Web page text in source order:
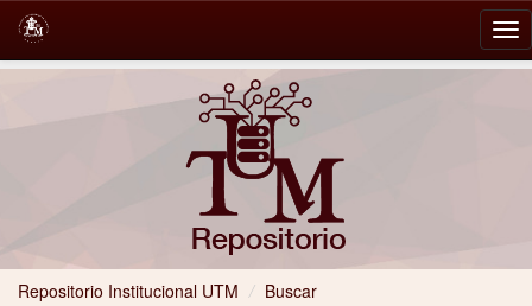
Repositorio Institucional UTM / Buscar